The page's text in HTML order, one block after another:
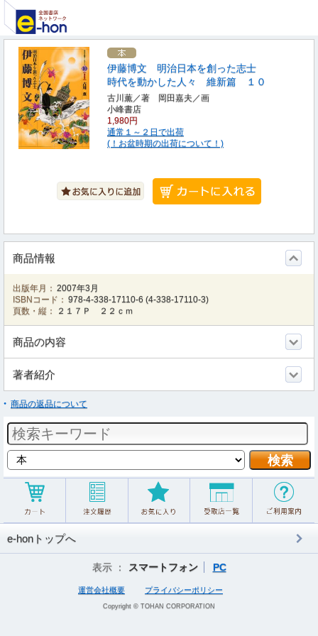
伊藤博文 明治日本を創った志士
時代を動かした人々 維新篇 １０
古川薫／著 岡田嘉夫／画
小峰書店
1,980円
通常１～２日で出荷
(！お盆時期の出荷について！)
商品情報
出版年月： 2007年3月
ISBNコード： 978-4-338-17110-6 (4-338-17110-3)
頁数・縦：
２１７Ｐ ２２ｃｍ
商品の内容
著者紹介
商品の返品について
e-honトップへ
表示 ： スマートフォン PC
運営会社概要 プライバシーポリシー
Copyright © TOHAN CORPORATION